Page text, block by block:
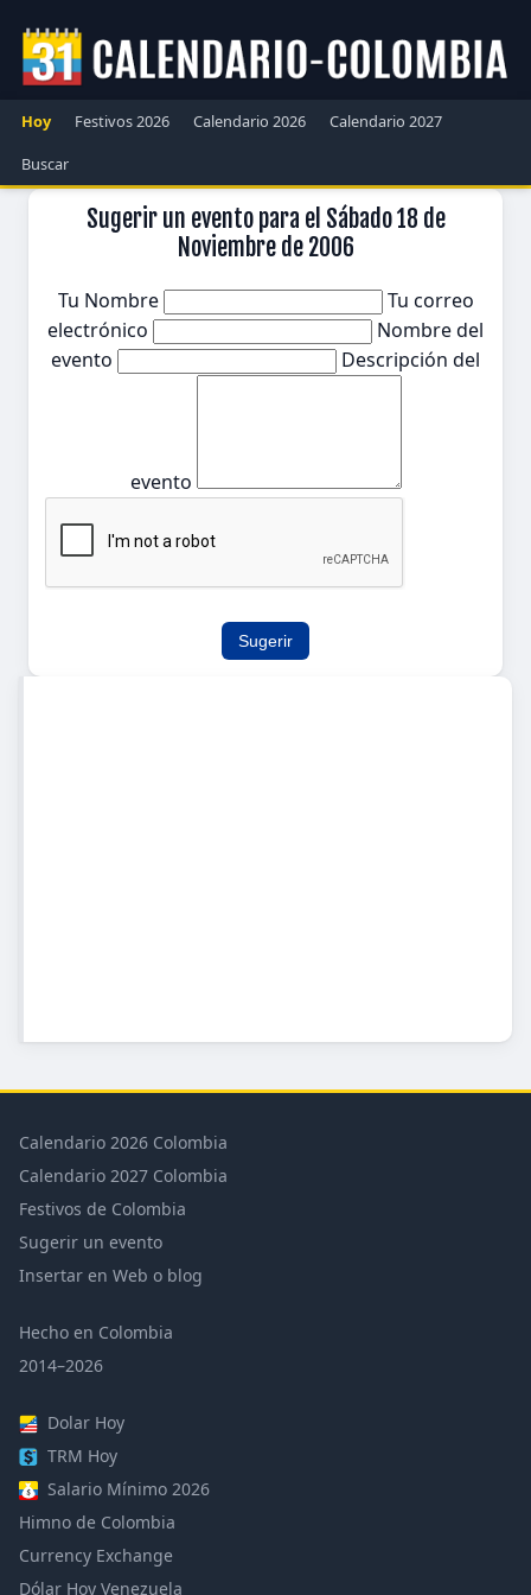
Hoy Festivos 2026 Calendario 2026
Calendario 2027
Buscar
Sugerir un evento para el Sábado 18 de
Noviembre de 2006
Tu Nombre
Tu correo
electrónico
Nombre del
evento
Descripción del
evento
Sugerir
Calendario 2026 Colombia
Calendario 2027 Colombia
Festivos de Colombia
Sugerir un evento
Insertar en Web o blog
Hecho en Colombia
2014–2026
Dolar Hoy
TRM Hoy
Salario Mínimo 2026
Himno de Colombia
Currency Exchange
Dólar Hoy Venezuela